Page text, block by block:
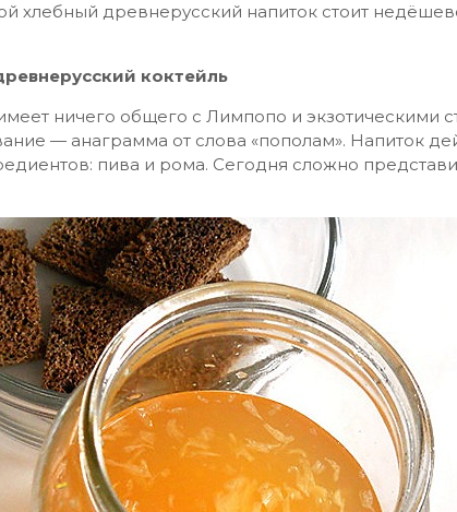
хлебный древнерусский напиток стоит
коктейль
ничего общего с Лимпопо и экзотическими
— анаграмма от слова «пополам». Напиток
пива и рома. Сегодня сложно